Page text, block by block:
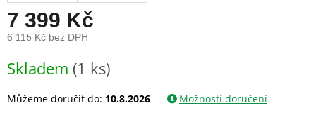
7 399 Kč
6 115 Kč bez DPH
cena:
Skladem (1 ks)
Můžeme doručit do: 10.8.2026 Možnosti doručení